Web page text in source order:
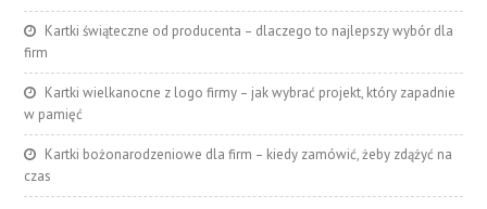
Kartki świąteczne od producenta – dlaczego to najlepszy wybór dla
firm
Kartki wielkanocne z logo firmy – jak wybrać projekt, który zapadnie
w pamięć
Kartki bożonarodzeniowe dla firm – kiedy zamówić, żeby zdążyć na
czas